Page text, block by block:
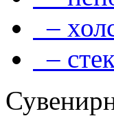
–
–